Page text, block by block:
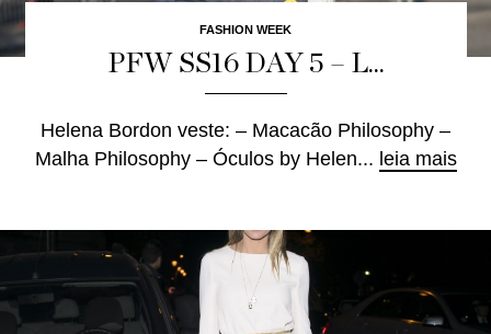
FASHION WEEK
PFW SS16 DAY 5 – L...
Helena Bordon veste: – Macacão Philosophy –
Malha Philosophy – Óculos by Helen... leia mais